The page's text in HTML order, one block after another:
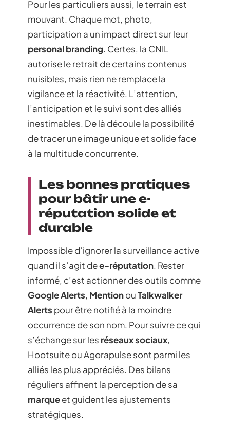
Pour les particuliers aussi, le terrain est
mouvant. Chaque mot, photo,
participation a un impact direct sur leur
personal branding. Certes, la CNIL
autorise le retrait de certains contenus
nuisibles, mais rien ne remplace la
vigilance et la réactivité. L’attention,
l’anticipation et le suivi sont des alliés
inestimables. De là découle la possibilité
de tracer une image unique et solide face
à la multitude concurrente.
Les bonnes pratiques
pour bâtir une e-
réputation solide et
durable
Impossible d’ignorer la surveillance active
quand il s’agit dee-réputation. Rester
informé, c’est actionner des outils comme
Google Alerts, MentionouTalkwalker
Alerts pour être notifié à la moindre
occurrence de son nom. Pour suivre ce qui
s’échange sur les réseaux sociaux,
Hootsuite ou Agorapulse sont parmi les
alliés les plus appréciés. Des bilans
réguliers affinent la perception de sa
marqueet guident les ajustements
stratégiques.